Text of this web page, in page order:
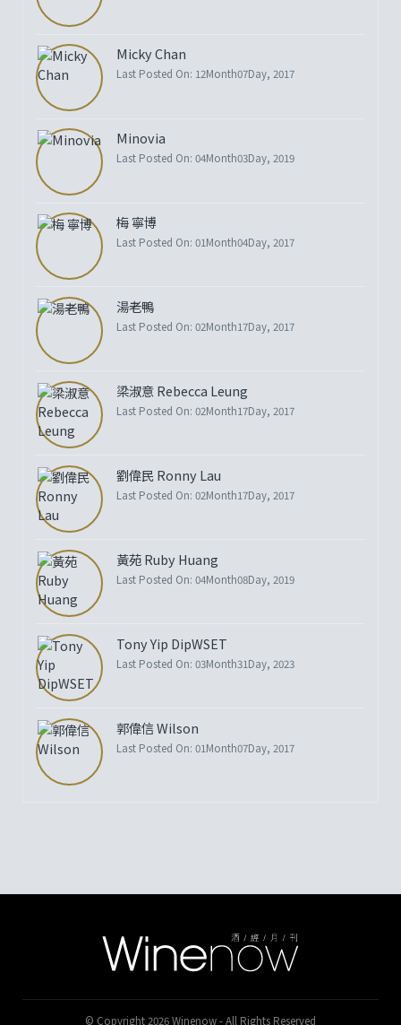
Micky Chan
Last Posted On: 12Month07Day, 2017
Minovia
Last Posted On: 04Month03Day, 2019
梅 寧博
Last Posted On: 01Month04Day, 2017
湯老鴨
Last Posted On: 02Month17Day, 2017
梁淑意 Rebecca Leung
Last Posted On: 02Month17Day, 2017
劉偉民 Ronny Lau
Last Posted On: 02Month17Day, 2017
黃苑 Ruby Huang
Last Posted On: 04Month08Day, 2019
Tony Yip DipWSET
Last Posted On: 03Month31Day, 2023
郭偉信 Wilson
Last Posted On: 01Month07Day, 2017
© Copyright 2026 Winenow - All Rights Reserved